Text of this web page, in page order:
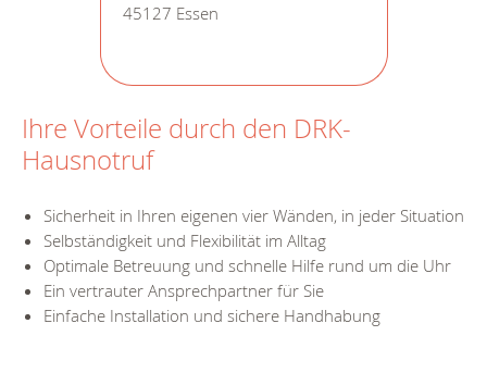
45127 Essen
Ihre Vorteile durch den DRK-
Hausnotruf
Sicherheit in Ihren eigenen vier Wänden, in jeder Situation
Selbständigkeit und Flexibilität im Alltag
Optimale Betreuung und schnelle Hilfe rund um die Uhr
Ein vertrauter Ansprechpartner für Sie
Einfache Installation und sichere Handhabung